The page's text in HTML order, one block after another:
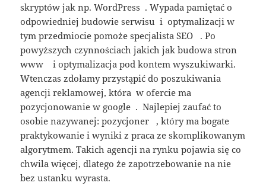
skryptów jak np. WordPress . Wypada pamiętać o
odpowiedniej budowie serwisu i optymalizacji w
tym przedmiocie pomoże specjalista SEO . Po
powyższych czynnościach jakich jak budowa stron
www i optymalizacja pod kontem wyszukiwarki.
Wtenczas zdołamy przystąpić do poszukiwania
agencji reklamowej, która w ofercie ma
pozycjonowanie w google . Najlepiej zaufać to
osobie nazywanej: pozycjoner , który ma bogate
praktykowanie i wyniki z praca ze skomplikowanym
algorytmem. Takich agencji na rynku pojawia się co
chwila więcej, dlatego że zapotrzebowanie na nie
bez ustanku wyrasta.